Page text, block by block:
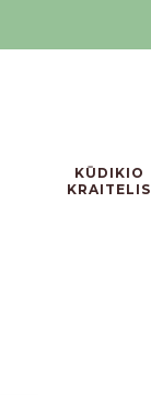
KŪDIKIO
KRAITELIS